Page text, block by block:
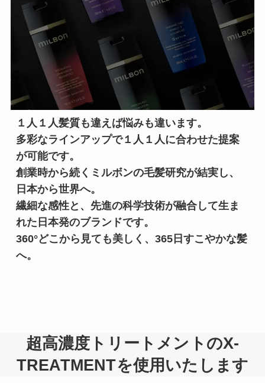
１人１人髪質も違えば悩みも違います。
多彩なラインアップで１人１人に合わせた提案
が可能です。
創業時から続くミルボンの毛髪研究が結実し、
日本から世界へ。
繊細な感性と、先進の科学技術が融合して生ま
れた日本発のブランドです。
360°どこから見ても美しく、365日すこやかな髪
へ。
超高濃度トリートメントのX-
TREATMENTを使用いたします